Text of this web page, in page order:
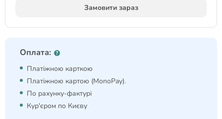
Замовити зараз
Оплата:
Платіжною карткою
Платіжною картою (MonoPay).
По рахунку-фактурі
Кур'єром по Києву